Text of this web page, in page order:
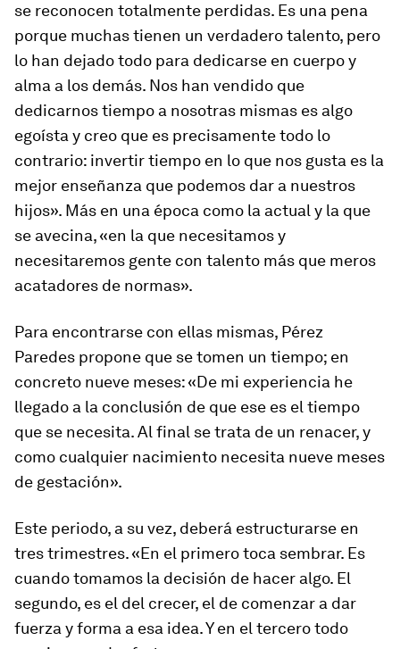
se reconocen totalmente perdidas. Es una pena
porque muchas tienen un verdadero talento, pero
lo han dejado todo para dedicarse en cuerpo y
alma a los demás. Nos han vendido que
dedicarnos tiempo a nosotras mismas es algo
egoísta y creo que es precisamente todo lo
contrario: invertir tiempo en lo que nos gusta es la
mejor enseñanza que podemos dar a nuestros
hijos». Más en una época como la actual y la que
se avecina, «en la que necesitamos y
necesitaremos gente con talento más que meros
acatadores de normas».
Para encontrarse con ellas mismas, Pérez
Paredes propone que se tomen un tiempo; en
concreto nueve meses: «De mi experiencia he
llegado a la conclusión de que ese es el tiempo
que se necesita. Al final se trata de un renacer, y
como cualquier nacimiento necesita nueve meses
de gestación».
Este periodo, a su vez, deberá estructurarse en
tres trimestres. «En el primero toca sembrar. Es
cuando tomamos la decisión de hacer algo. El
segundo, es el del crecer, el de comenzar a dar
fuerza y forma a esa idea. Y en el tercero todo